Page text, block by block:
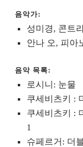
음악가:
성미경, 콘트
안나 오, 피아
음악 목록:
로시니: 눈물
쿠세비츠키 :
쿠세비츠키 :
1
슈페르거: 더